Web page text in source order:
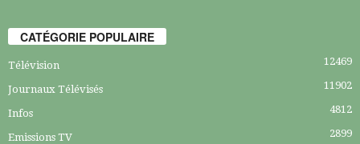
CATÉGORIE POPULAIRE
Télévision 12469
Journaux Télévisés 11902
Infos 4812
Emissions TV 2899